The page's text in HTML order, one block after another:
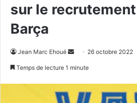
sur le
Barça
Jean Marc Ehoué
Envoyer26 octobre 2022
Temps de lecture 1 minute